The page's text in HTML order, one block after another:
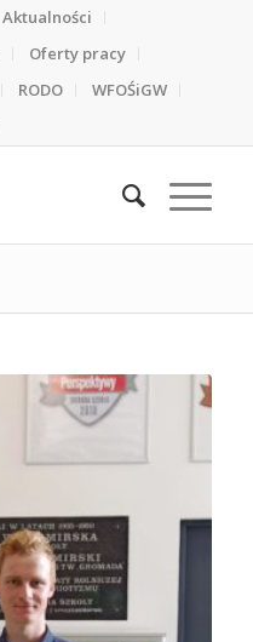
Aktualności
Oferty pracy
RODO
WFOŚiGW